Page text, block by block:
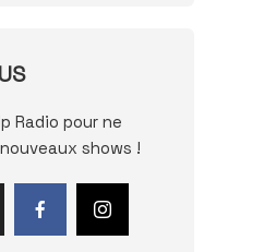
Radio pour ne
shows !